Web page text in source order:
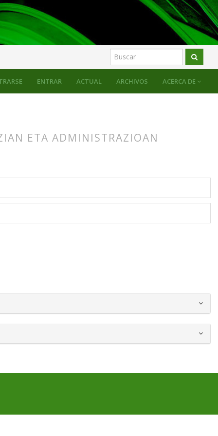
ACTUAL ARCHIVOS ACERCA DE
ENTRAR
ETA ADMINISTRAZIOAN